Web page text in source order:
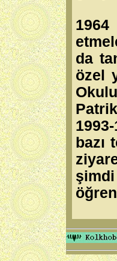
1964
da
özel
bazı